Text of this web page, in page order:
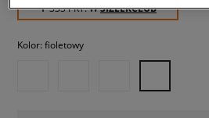
✛ 335 PKT. WSIZEERCLUB
Kolor: fioletowy